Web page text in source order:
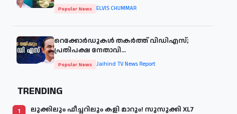
Popular News ELVIS CHUMMAR
റെക്കോർഡുകൾ തകർത്ത് വിഡിഎസ്;
പ്രതിപക്ഷ നേതാവി...
Popular News Jaihind TV News Report
TRENDING
1
ലുക്കിലും ഫീച്ചറിലും കളി മാറും! സുസുക്കി XL7